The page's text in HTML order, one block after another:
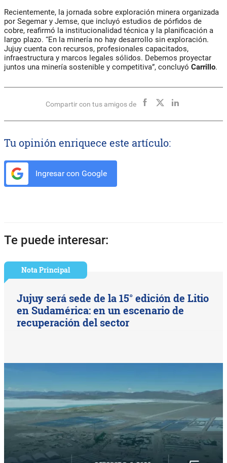
Recientemente, la jornada sobre exploración minera organizada
por Segemar y Jemse, que incluyó estudios de pórfidos de
cobre, reafirmó la institucionalidad técnica y la planificación a
largo plazo. “En la minería no hay desarrollo sin exploración.
Jujuy cuenta con recursos, profesionales capacitados,
infraestructura y marcos legales sólidos. Debemos proyectar
juntos una minería sostenible y competitiva”, concluyó Carrillo.
Compartir con tus amigos de
Tu opinión enriquece este artículo:
Ingresar con Google
Te puede interesar:
Nota Principal
Jujuy será sede de la 15° edición de Litio
en Sudamérica: en un escenario de
recuperación del sector